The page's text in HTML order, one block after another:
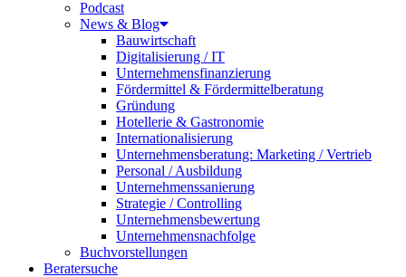
Podcast
News & Blog
Bauwirtschaft
Digitalisierung / IT
Unternehmensfinanzierung
Fördermittel & Fördermittelberatung
Gründung
Hotellerie & Gastronomie
Internationalisierung
Unternehmensberatung: Marketing / Vertrieb
Personal / Ausbildung
Unternehmenssanierung
Strategie / Controlling
Unternehmensbewertung
Unternehmensnachfolge
Buchvorstellungen
Beratersuche